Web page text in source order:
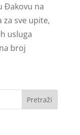
Đakovu na
za sve upite,
usluga
broj